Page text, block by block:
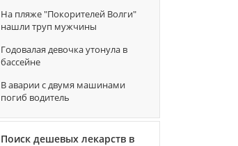
На пляже "Покорителей Волги"
нашли труп мужчины
Годовалая девочка утонула в
бассейне
В аварии с двумя машинами
погиб водитель
Поиск дешевых лекарств в